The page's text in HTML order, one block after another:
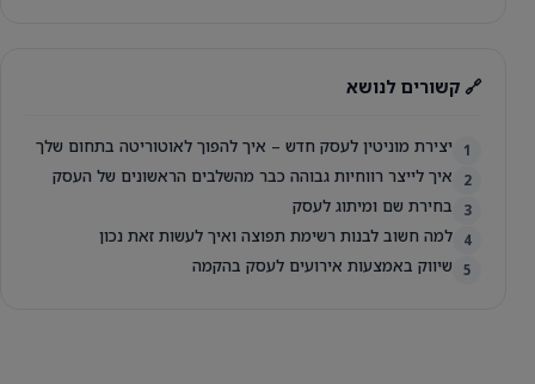
🔗 קשורים לנושא
1 יצירת מוניטין לעסק חדש – איך להפוך לאוטוריטה בתחום שלך
2 איך לייצר רווחיות גבוהה כבר מהשלבים הראשונים של העסק
3 בחירת שם ומיתוג לעסק
4 למה חשוב לבנות רשימת תפוצה ואיך לעשות זאת נכון
5 שיווק באמצעות אירועים לעסק בהקמה